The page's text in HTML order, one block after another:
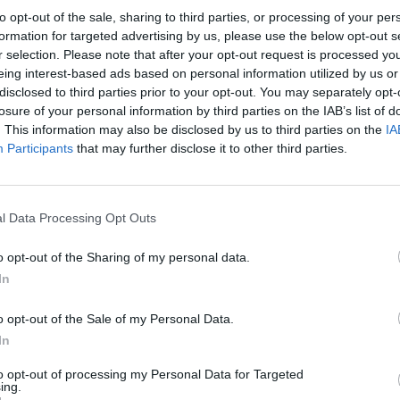
opt-out of the sale, sharing to third parties, or processing of your
for targeted advertising by us, please use the below opt-out
selection. Please note that after your opt-out request is processed
interest-based ads based on personal information utilized by us
to third parties prior to your opt-out. You may separately
of your personal information by third parties on the IAB’s list of
This information may also be disclosed by us to third parties on the
Participants that may further disclose it to other third parties.
Data Processing Opt Outs
opt-out of the Sharing of my personal data.
opt-out of the Sale of my Personal Data.
opt-out of processing my Personal Data for Targeted
Quantcast
Siga-nos nas redes:
YouTube
Facebook
Twitter